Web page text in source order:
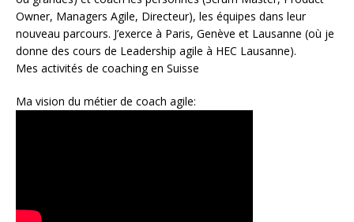
Owner, Managers Agile, Directeur), les équipes dans leur
nouveau parcours. J’exerce à Paris, Genève et Lausanne (où je
donne des cours de Leadership agile à HEC Lausanne).
Mes activités de coaching en Suisse
Ma vision du métier de coach agile: